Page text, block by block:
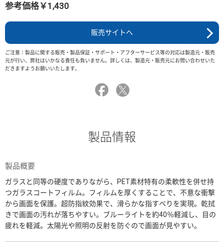
参考価格￥1,430
販売サイトへ
ご注意：製品に関する販売・製品保証・サポート・アフターサービス等の対応は製造元・販売
元が行い、弊社はいかなる責任も負いません。詳しくは、製造元・販売元にお問い合わせいた
だきますようお願いいたします。
製品情報
製品概要
ガラスと同等の硬度でありながら、PET素材特有の柔軟性を併せ持
つガラスコートフィルム。フィルムを厚くすることで、不意な衝撃
から画面を保護。超防指紋効果で、滑らかな指すべりを実現。乾拭
きで画面の汚れが落ちやすい。ブルーライトを約40％軽減し、目の
疲れを軽減。太陽光や照明の反射を防ぐので画面が見やすい。